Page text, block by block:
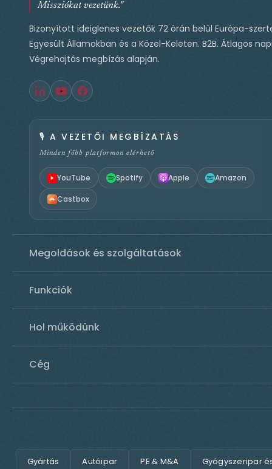
Missziókat vezetünk."
Bizonyított ideiglenes vezetők 72 órán belül Európa-
Egyesült Államokban és a Közel-Keleten. B2B. Átlagos
Végrehajtás megbízás alapján.
🎙️ A VEZETŐI MEGBÍZATÁS
Minden főbb platformon elérhető
YouTube Spotify Apple Amazon
Castbox
Megoldások és szolgáltatások
Funkciók
Hol működünk
Cég
Gyártás Autóipar PE & M&A Gyógyszeripar